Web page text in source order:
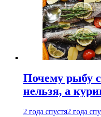
Почему рыбу
нельзя, а
2 года спустя2 года